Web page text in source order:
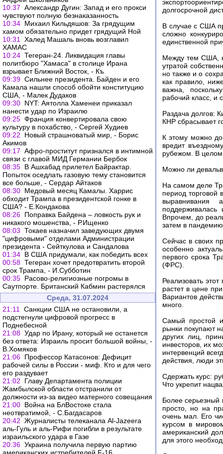
10:37 Александр Дугин: Запад и его прокси
чувствуют полную безнаказанность
10:34 Михаил Кильдяшов: За грядущим
хамом обязательно придет грядущий Ной
10:31
Халед Машаль вновь возглавил
ХАМАС
10:24 Тегеран-24. Ликвидация главы
политбюро "Хамаса" в столице Ирана
взрывает Ближний Восток, - Къ
09:39 Сильнее президента. Байден и его
Камала нашли способ обойти конституцию
США, - Малек Дудаков
09:30 NYT: Аятолла Хаменеи приказал
нанести удар по Израилю
09:25 Франция конвертировала свою
культуру в похабство, - Сергей Худиев
09:22
Новый страшноватый мир, - Борис
Акимов
09:17 Афро-проститут признался в интимной
связи с главой МИД Германии Бербок
08:35 В Ашхабад прилетел Байрактар.
Попыток оседлать газовую тему становится
все больше, - Сердар Айтаков
08:30 Медовый месяц Камалы. Харрис
обходит Трампа в президентской гонке в
США? - Е.Кондакова
08:26 Поправка Байдена – ловкость рук и
никакого мошенства, - Р.Ищенко
08:03 Токаев назначил заведующих двумя
"цифровыми" отделами Администрации
президента - Сейткулова и Сандалова
01:34 В США придумали, как победить всех
00:58 Тегеран хочет предотвратить второй
срок Трампа, - И.Субботин
00:35 Расово-религиозные погромы в
Саутпорте. Британский Кабмин растерялся
Среда, 31.07.2024
21:11
Санкции США не остановили, а
подстегнули цифровой прогресс в
Поднебесной
21:08 Удар по Ирану, который не останется
без ответа: Израиль просит большой войны, -
В.Хомяков
21:06 Профессор Катасонов: Дефицит
рабочей силы в России - миф. Кто и для чего
его раздувает
21:02
Главу Департамента полиции
Жамбылской области отстранили от
должности из-за видео матерного совещания
21:00 Война на БлВостоке стала
неотвратимой, - С.Багдасаров
20:42 Журналисты телеканала Al-Jazeera
аль-Гуль и аль-Рифи погибли в результате
израильского удара в Газе
20:36 Украина получила первую партию
долгосрочной
В случае с США
сложно
единственной
Между тем США,
утратой
но также и о
как правило,
важна,
рабочий класс, и
Раздача долгов:
КНР сбрасывает
К этому можно
вредит
рубежом. В целом
Можно ли
На самом деле
период торговой
выравнивания
Впрочем, до
затем в
Сейчас в своих
особенно
первого срока
(ФРС).
Реализовать
растет в цене
Вариантов
много.
Самый простой и
рынки покупают
других лиц,
инвесторов, их
интервенций
действия, люди
Сдержать курс:
Что укрепит
Более серьезный
просто, но на
очень мал. Его
курсом в
американский
для этого